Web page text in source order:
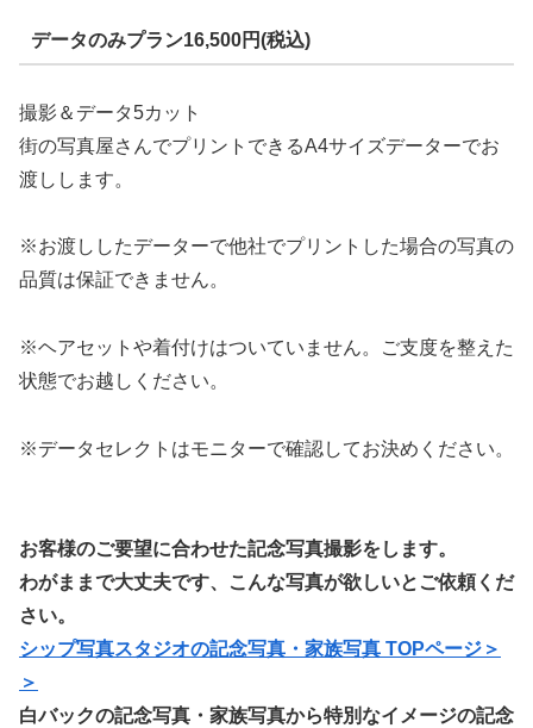
データのみプラン16,500円(税込)
撮影＆データ5カット
街の写真屋さんでプリントできるA4サイズデーターでお
渡しします。
※お渡ししたデーターで他社でプリントした場合の写真の
品質は保証できません。
※ヘアセットや着付けはついていません。ご支度を整えた
状態でお越しください。
※データセレクトはモニターで確認してお決めください。
お客様のご要望に合わせた記念写真撮影をします。
わがままで大丈夫です、こんな写真が欲しいとご依頼くだ
さい。
シップ写真スタジオの記念写真・家族写真 TOPページ＞
＞
白バックの記念写真・家族写真から特別なイメージの記念